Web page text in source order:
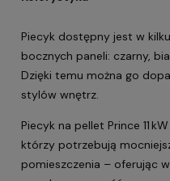
Piecyk dostępny jest w
bocznych paneli: czarny,
Dzięki temu można go
stylów wnętrz.
Piecyk na pellet Prince 11 kW
którzy potrzebują
pomieszczenia – oferując